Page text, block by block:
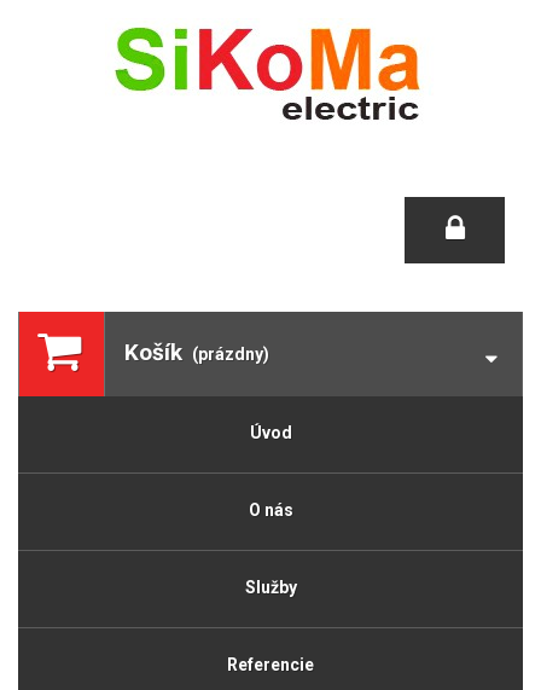
Košík (prázdny)
Úvod
O nás
Služby
Referencie